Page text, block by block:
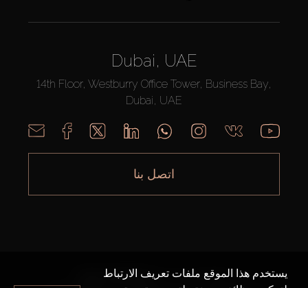
Dubai, UAE
14th Floor, Westburry Office Tower, Business Bay,
Dubai, UAE
اتصل بنا
AX CAPITAL ©2026 جميع الحقوق محفوظة
يستخدم هذا الموقع ملفات تعريف الارتباط